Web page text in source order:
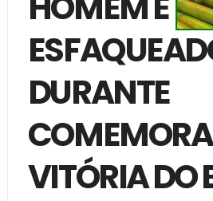
DURANTE
VITÓRIA DO